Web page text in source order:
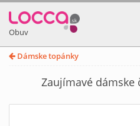
Obuv
Dámske topánky
Zaujímavé dámske